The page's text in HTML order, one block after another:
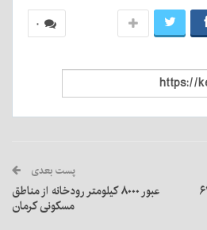
۰
۶۱۸
پست بعدی
عبور ۸۰۰۰ کیلومتر رودخانه از مناطق
مسکونی کرمان